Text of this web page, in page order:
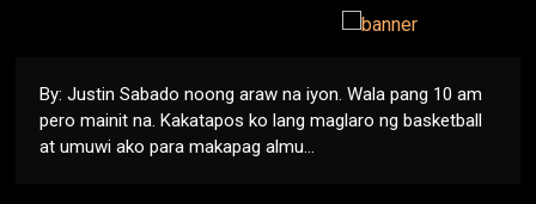
By: Justin Sabado noong araw na iyon. Wala pang 10 am
pero mainit na. Kakatapos ko lang maglaro ng basketball
at umuwi ako para makapag almu...